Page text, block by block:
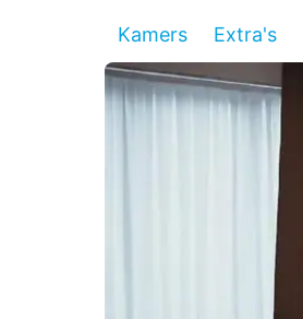
Kamers Extra's